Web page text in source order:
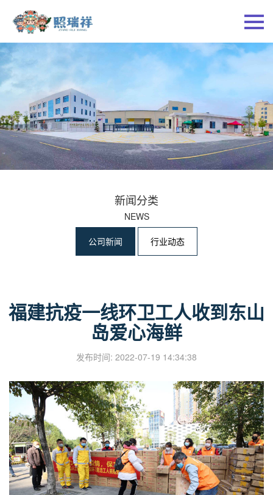
新闻分类
NEWS
公司新闻 行业动态
福建抗疫一线环卫工人收到东山
岛爱心海鲜
发布时间: 2022-07-19 14:34:38